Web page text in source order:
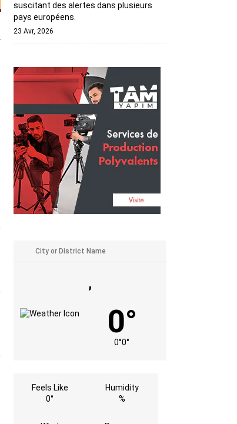
suscitant des alertes dans plusieurs
pays européens.
23 Avr, 2026
,
0°
0°0°
Feels Like
0°
Humidity
%